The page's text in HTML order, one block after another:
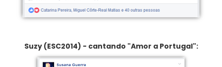
Suzy (ESC2014) - cantando "Amor a Portugal":